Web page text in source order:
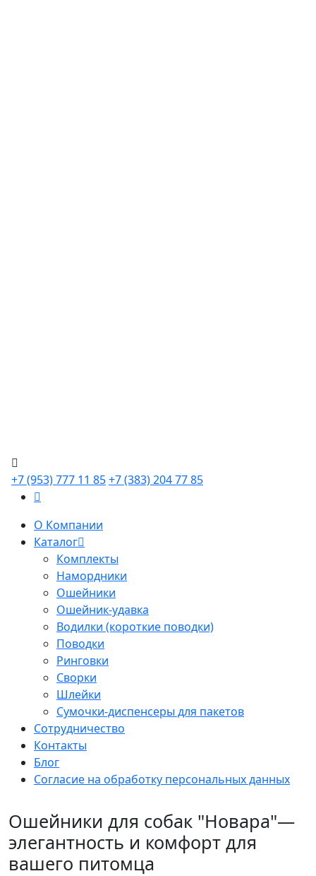
+7 (953) 777 11 85+7 (383) 204 77 85
О Компании
Каталог
Комплекты
Намордники
Ошейники
Ошейник-удавка
Водилки (короткие поводки)
Поводки
Ринговки
Сворки
Шлейки
Сумочки-диспенсеры для пакетов
Сотрудничество
Контакты
Блог
Согласие на обработку персональных данных
Ошейники для собак "Новара"—
элегантность и комфорт для
вашего питомца